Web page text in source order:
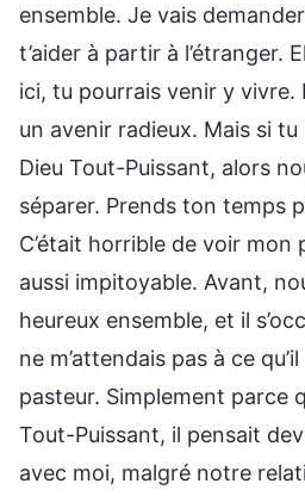
ensemble. Je vais
t’aider à partir à l’étranger.
ici, tu pourrais venir y
un avenir radieux. Mais si
Dieu Tout-Puissant, alors
séparer. Prends ton temps
C’était horrible de voir
aussi impitoyable. Avant,
heureux ensemble, et il
ne m’attendais pas à ce
pasteur. Simplement parce
Tout-Puissant, il pensait
avec moi, malgré notre